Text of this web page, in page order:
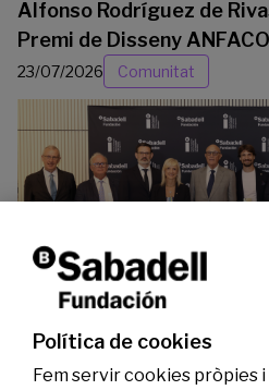
Alfonso Rodríguez de
Premi de Disseny ANFACO
23/07/2026 Comunitat
La Fundació Banc
investigadors en els
genoma i l’energia neta
Política de cookies
Fem servir cookies pròpies